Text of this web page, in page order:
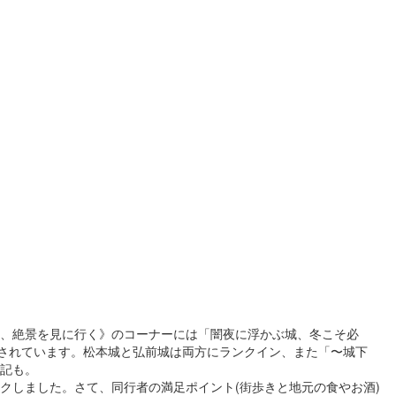
景を見に行く》のコーナーには「闇夜に浮かぶ城、冬こそ必
ています。松本城と弘前城は両方にランクイン、また「〜城下
も。
ました。さて、同行者の満足ポイント(街歩きと地元の食やお酒)